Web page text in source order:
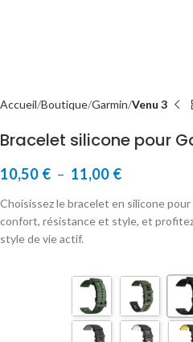
Accueil Boutique Garmin Venu 3
Bracelet silicone pour
10,50 € – 11,00 €
Choisissez le bracelet en silicone
confort, résistance et style, et
style de vie actif.